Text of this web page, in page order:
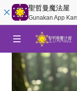
聖哲曼魔法屋
Gunakan App